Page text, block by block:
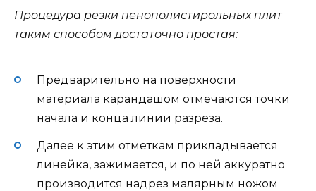
Процедура резки пенополистирольных плит
таким способом достаточно простая:
Предварительно на поверхности
материала карандашом отмечаются точки
начала и конца линии разреза.
Далее к этим отметкам прикладывается
линейка, зажимается, и по ней аккуратно
производится надрез малярным ножом